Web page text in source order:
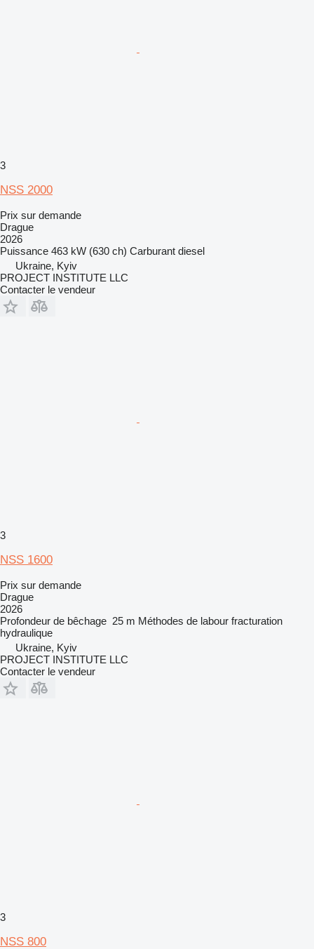
3
NSS 2000
Prix sur demande
Drague
2026
Puissance 463 kW (630 ch) Carburant diesel
Ukraine, Kyiv
PROJECT INSTITUTE LLC
Contacter le vendeur
3
NSS 1600
Prix sur demande
Drague
2026
Profondeur de bêchage 25 m Méthodes de labour fracturation
hydraulique
Ukraine, Kyiv
PROJECT INSTITUTE LLC
Contacter le vendeur
3
NSS 800